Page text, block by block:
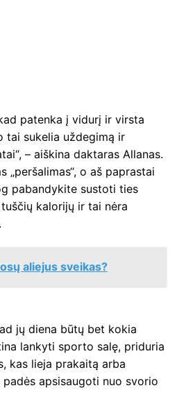
patenka į vidurį ir virsta
tai sukelia uždegimą ir
– aiškina daktaras Allanas.
„peršalimas“, o aš paprastai
pabandykite sustoti ties
kalorijų ir tai nėra
aliejus sveikas?
jų diena būtų bet kokia
lankyti sporto salę, priduria
kas lieja prakaitą arba
apsisaugoti nuo svorio